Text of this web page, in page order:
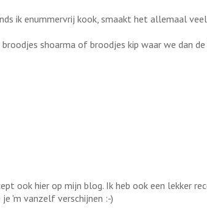
ik enummervrij kook, smaakt het allemaal
shoarma of broodjes kip waar we dan
ook hier op mijn blog. Ik heb ook een lekker
'm vanzelf verschijnen :-)